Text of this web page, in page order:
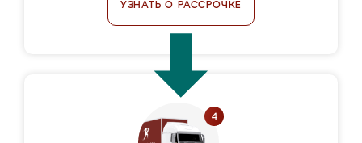
УЗНАТЬ О РАССРОЧКЕ